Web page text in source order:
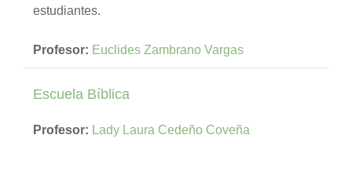
estudiantes.
Profesor: Euclides Zambrano Vargas
Escuela Bíblica
Profesor: Lady Laura Cedeño Coveña